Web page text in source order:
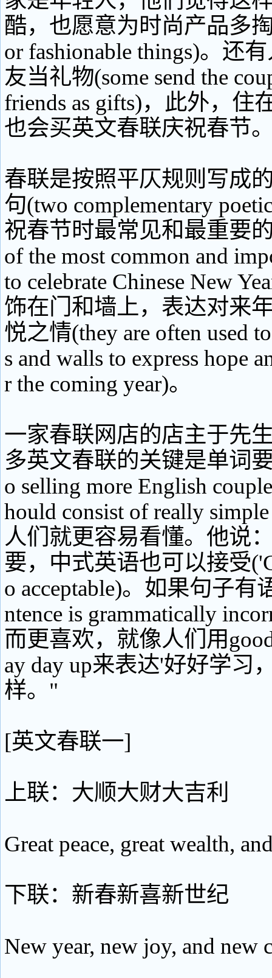
酷，也愿意为时尚产品多
or fashionable things)。还
友当礼物(some send the
friends as gifts)，此外，住
也会买英文春联庆祝春节
春联是按照平仄规则写成
句(two complementary
祝春节时最常见和最重要
of the most common and
to celebrate Chinese New
饰在门和墙上，表达对来
悦之情(they are often used
s and walls to express hope
r the coming year)。
一家春联网店的店主于先
多英文春联的关键是单词
o selling more English
hould consist of really
人们就更容易看懂。他说
要，中式英语也可以接受
o acceptable)。如果句子有
ntence is grammatically
而更喜欢，就像人们用
ay day up来表达'好好学习
样。"
[英文春联一]
上联：大顺大财大吉利
Great peace, great wealth,
下联：新春新喜新世纪
New year, new joy, and new